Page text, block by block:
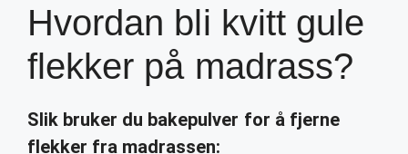
Hvordan bli kvitt gule
flekker på madrass?
Slik bruker du bakepulver for å fjerne
flekker fra madrassen: